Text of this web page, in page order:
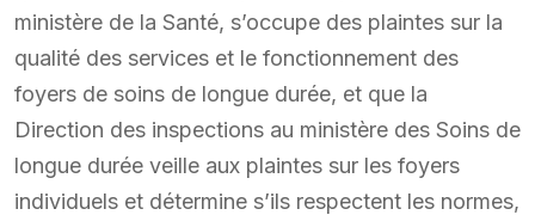
ministère de la Santé, s’occupe des plaintes sur la
qualité des services et le fonctionnement des
foyers de soins de longue durée, et que la
Direction des inspections au ministère des Soins de
longue durée veille aux plaintes sur les foyers
individuels et détermine s’ils respectent les normes,